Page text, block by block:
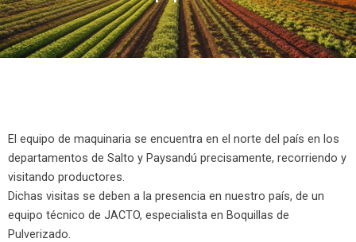
El equipo de maquinaria se encuentra en el norte del país en los
departamentos de Salto y Paysandú precisamente, recorriendo y
visitando productores.
Dichas visitas se deben a la presencia en nuestro país, de un
equipo técnico de JACTO, especialista en Boquillas de
Pulverizado.